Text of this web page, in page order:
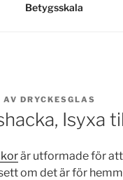
Betygsskala
AV DRYCKESGLAS
Isyxa
är utformade för
om det är för